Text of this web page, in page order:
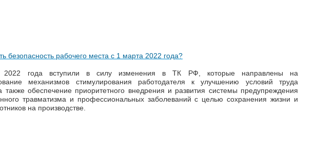
безопасность рабочего места с 1 марта 2022 года?
года вступили в силу изменения в ТК РФ, которые направлены на
механизмов стимулирования работодателя к улучшению условий труда
также обеспечение приоритетного внедрения и развития системы предупреждения
травматизма и профессиональных заболеваний с целью сохранения жизни и
на производстве.